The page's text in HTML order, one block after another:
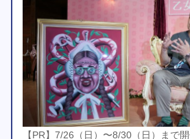
【PR】7/26（日）〜8/30（日）まで